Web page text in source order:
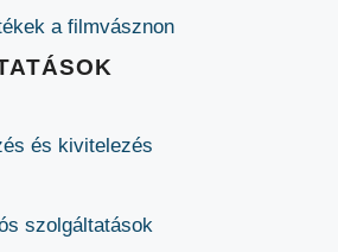
a filmvásznon
és kivitelezés
szolgáltatások